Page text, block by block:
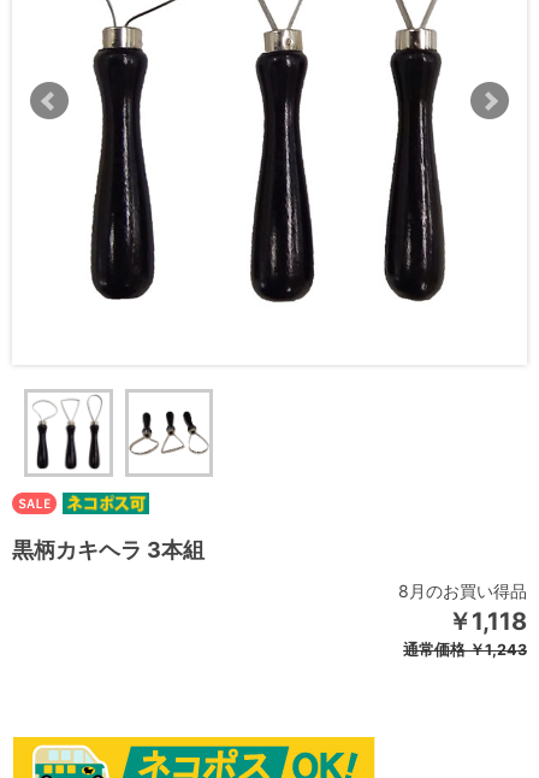
黒柄カキヘラ 3本組
8月のお買い得品
￥1,118
通常価格￥1,243